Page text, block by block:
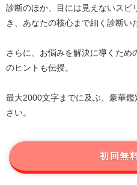
診断のほか、目には見えないスピ
き、あなたの核心まで細く診断い
さらに、お悩みを解決に導くため
のヒントも伝授。
最大2000文字までに及ぶ、豪華
さい。
初回無